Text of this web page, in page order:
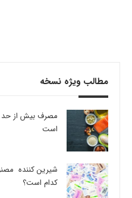
مطالب ویژه نسخه
است
شیرین کننده
کدام است؟